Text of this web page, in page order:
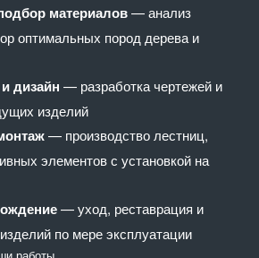
материалов— анализ
оптимальных пород дерева и
дизайн — разработка чертежей и
изделий
— производство лестниц,
элементов с установкой на
— уход, реставрация и
по мере эксплуатации